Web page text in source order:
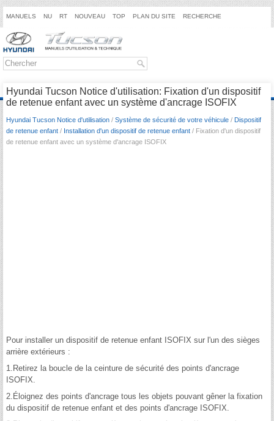
MANUELS NU RT NOUVEAU TOP PLAN DU SITE RECHERCHE
Hyundai Tucson Notice d'utilisation: Fixation d'un dispositif
de retenue enfant avec un système d'ancrage ISOFIX
Hyundai Tucson Notice d'utilisation / Système de sécurité de votre véhicule / Dispositif
de retenue enfant / Installation d'un dispositif de retenue enfant / Fixation d'un dispositif
de retenue enfant avec un système d'ancrage ISOFIX
Pour installer un dispositif de retenue enfant ISOFIX sur l'un des sièges
arrière extérieurs :
1.Retirez la boucle de la ceinture de sécurité des points d'ancrage
ISOFIX.
2.Éloignez des points d'ancrage tous les objets pouvant gêner la fixation
du dispositif de retenue enfant et des points d'ancrage ISOFIX.